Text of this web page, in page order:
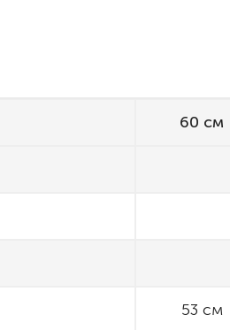
60 см
53 см